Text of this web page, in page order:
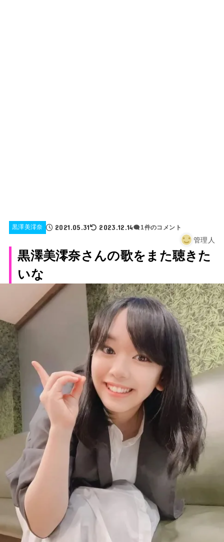
黒澤美澪奈 2021.05.31 2023.12.14 1件のコメント
管理人
黒澤美澪奈さんの歌をまた聴きた
いな